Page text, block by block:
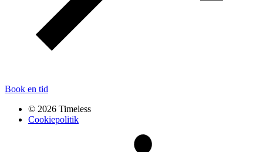
Book en tid
© 2026 Timeless
Cookiepolitik